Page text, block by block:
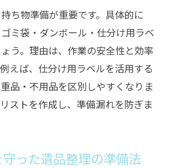
ち物準備が重要です。具体的に
ミ袋・ダンボール・仕分け用ラベ
う。理由は、作業の安全性と効率
えば、仕分け用ラベルを活用する
品・不用品を区別しやすくなりま
ストを作成し、準備漏れを防ぎま
った遺品整理の準備法